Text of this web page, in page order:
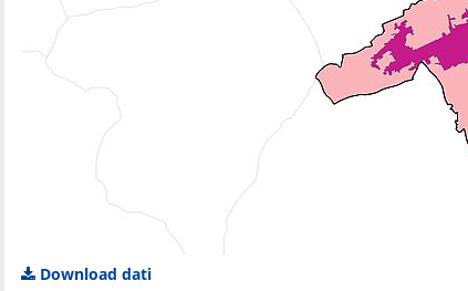
Download dati